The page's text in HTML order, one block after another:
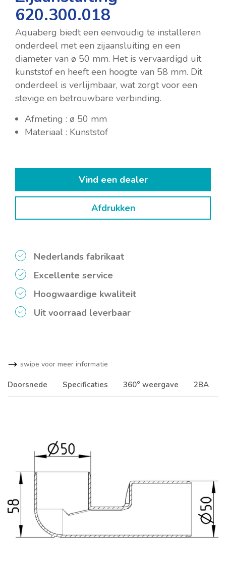
620.300.018
Aquaberg biedt een eenvoudig te installeren
onderdeel met een zijaansluiting en een
diameter van ø 50 mm. Het is vervaardigd uit
kunststof en heeft een hoogte van 58 mm. Dit
onderdeel is verlijmbaar, wat zorgt voor een
stevige en betrouwbare verbinding.
Afmeting : ø 50 mm
Materiaal : Kunststof
Vind een dealer
Afdrukken
Nederlands fabrikaat
Excellente service
Hoogwaardige kwaliteit
Uit voorraad leverbaar
swipe voor meer informatie
Doorsnede Specificaties 360° weergave 2BA